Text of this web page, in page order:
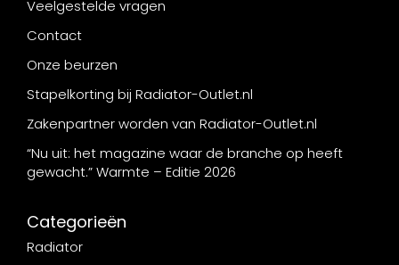
Veelgestelde vragen
Contact
Onze beurzen
Stapelkorting bij Radiator-Outlet.nl
Zakenpartner worden van Radiator-Outlet.nl
“Nu uit: het magazine waar de branche op heeft
gewacht.” Warmte – Editie 2026
Categorieën
Radiator